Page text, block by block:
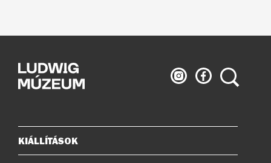
Ludwig
Múzeum
Ludwig
Múzeum
Keresés
Oldaltérkép
KIÁLLÍTÁSOK